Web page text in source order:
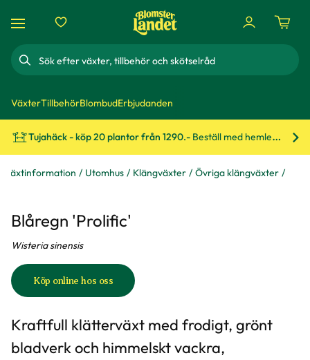
Sök
VäxterTillbehörBlombudErbjudanden
Tujahäck - köp 20 plantor från 1290.- Beställ med hemleverans!
Växtinformation Utomhus Klängväxter Övriga klängväxter
Blåregn 'Prolific'
Wisteria sinensis
Köp online hos oss
Kraftfull klätterväxt med frodigt, grönt
bladverk och himmelskt vackra,